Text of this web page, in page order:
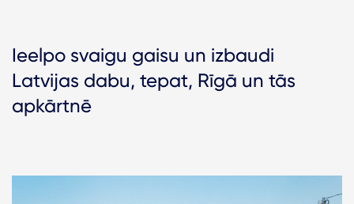
Ieelpo svaigu gaisu un izbaudi
Latvijas dabu, tepat, Rīgā un tās
apkārtnē